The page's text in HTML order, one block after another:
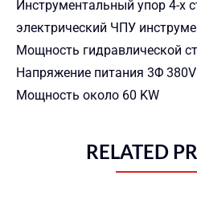
Инструментальный упор 4-х
электрический ЧПУ
Мощность гидравлической
Напряжение питания 3Φ 380V
Мощность около 60 KW
RELATED